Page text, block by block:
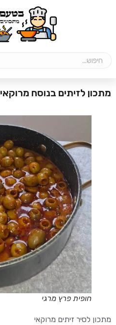
מתכון לזיתים בנוסח מרוקאי
חופית פרץ מרגי
מתכון לסיר זיתים מרוקאי